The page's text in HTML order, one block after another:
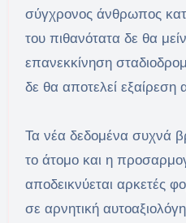
σύγχρονος άνθρωπος
του πιθανότατα δε θα
επανεκκίνηση
δε θα αποτελεί εξαίρεση
Τα νέα δεδομένα συχνά
το άτομο και η
αποδεικνύεται αρκετές
σε αρνητική